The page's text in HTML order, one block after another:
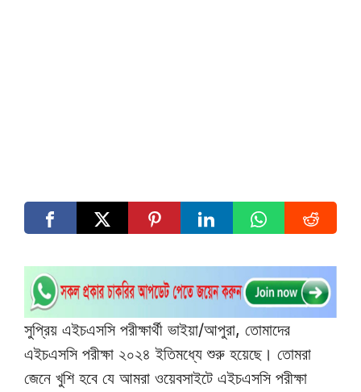
সুপ্রিয় এইচএসসি পরীক্ষার্থী ভাইয়া/আপুরা, তোমাদের
এইচএসসি পরীক্ষা ২০২৪ ইতিমধ্যে শুরু হয়েছে। তোমরা
জেনে খুশি হবে যে আমরা ওয়েবসাইটে এইচএসসি পরীক্ষা